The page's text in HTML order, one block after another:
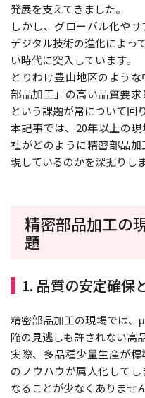
発展を支えてきました。
しかし、グローバル化や
デジタル技術の進化によっ
い時代に突入しています。
とりわけ豊山地区のよう
部品加工」の高い品質要求
という課題が常について回
本記事では、20年以上の
社がどのように精密部品
現しているのかを深掘りしま
精密部品加工の
題
1. 品質の安定確保
精密部品加工の現場では、
陥の見逃しも許されない高
実際、多品種少量生産が
のノウハウが属人化して
なることが少なくありません